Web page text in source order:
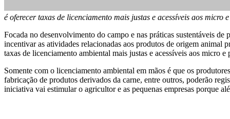
é oferecer taxas de licenciamento mais justas e acessíveis aos micro
Focada no desenvolvimento do campo e nas práticas sustentáveis
incentivar as atividades relacionadas aos produtos de origem animal
taxas de licenciamento ambiental mais justas e acessíveis aos micro e
Somente com o licenciamento ambiental em mãos é que os
fabricação de produtos derivados da carne, entre outros, poderão
iniciativa vai estimular o agricultor e as pequenas empresas porque